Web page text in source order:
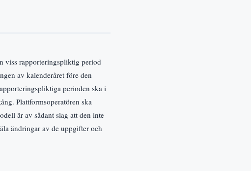
viss rapporteringspliktig period
av kalenderåret före den
perioden ska i
Plattformsoperatören ska
är av sådant slag att den inte
ändringar av de uppgifter och